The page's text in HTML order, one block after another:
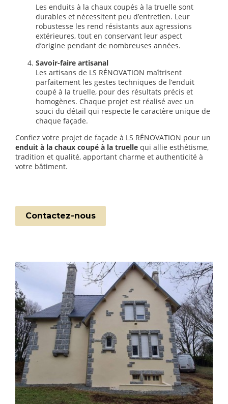
Les enduits à la chaux coupés à la truelle sont
durables et nécessitent peu d’entretien. Leur
robustesse les rend résistants aux agressions
extérieures, tout en conservant leur aspect
d’origine pendant de nombreuses années.
Savoir-faire artisanal
Les artisans de LS RÉNOVATION maîtrisent
parfaitement les gestes techniques de l’enduit
coupé à la truelle, pour des résultats précis et
homogènes. Chaque projet est réalisé avec un
souci du détail qui respecte le caractère unique de
chaque façade.
Confiez votre projet de façade à LS RÉNOVATION pour un
enduit à la chaux coupé à la truelle qui allie esthétisme,
tradition et qualité, apportant charme et authenticité à
votre bâtiment.
Contactez-nous